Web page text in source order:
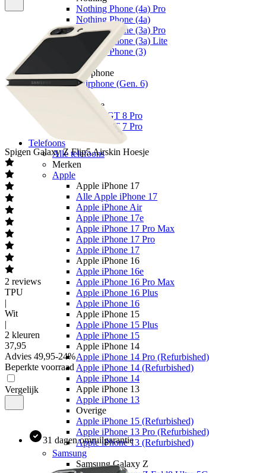
Nothing Phone (4a) Pro
Nothing Phone (4a)
Nothing Phone (3a) Pro
Nothing Phone (3a) Lite
Nothing Phone (3)
Fairphone
Fairphone
Fairphone (Gen. 6)
Realme
Realme GT 8 Pro
Realme GT 7 Pro
Telefoons
Alle telefoons
Merken
Apple
Apple iPhone 17
Alle Apple iPhone 17
Apple iPhone Air
Apple iPhone 17e
Apple iPhone 17 Pro Max
Apple iPhone 17 Pro
Apple iPhone 17
Apple iPhone 16
Apple iPhone 16e
Apple iPhone 16 Pro Max
Apple iPhone 16 Plus
Apple iPhone 16
Apple iPhone 15
Apple iPhone 15 Plus
Apple iPhone 15
Apple iPhone 14
Apple iPhone 14 Pro (Refurbished)
Apple iPhone 14 (Refurbished)
Apple iPhone 14
Apple iPhone 13
Apple iPhone 13
Overige
Apple iPhone 15 (Refurbished)
Apple iPhone 13 Pro (Refurbished)
Apple iPhone 13 (Refurbished)
Samsung
Samsung Galaxy Z
Spigen Galaxy Z Flip5 Airskin Hoesje
2 reviews
TPU
|
Wit
|
2 kleuren
37,95
Advies 49,95-24%
Beperkte voorraad
Vergelijk
31 dagen omruilgarantie